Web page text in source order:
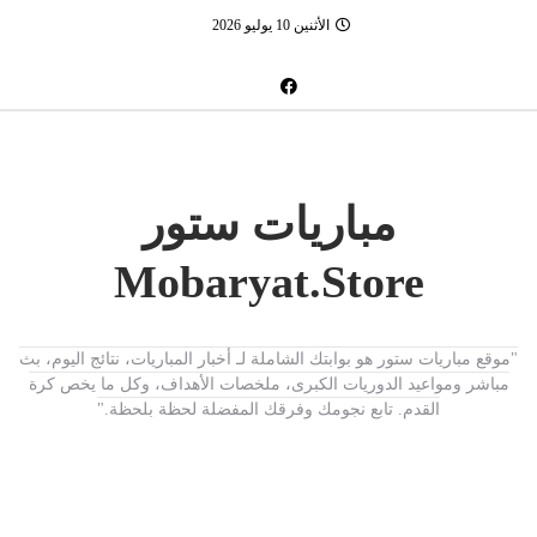
الأثنين 10 يوليو 2026
مباريات ستور
Mobaryat.Store
"موقع مباريات ستور هو بوابتك الشاملة لـ أخبار المباريات، نتائج اليوم، بث
مباشر ومواعيد الدوريات الكبرى، ملخصات الأهداف، وكل ما يخص كرة
القدم. تابع نجومك وفرقك المفضلة لحظة بلحظة."